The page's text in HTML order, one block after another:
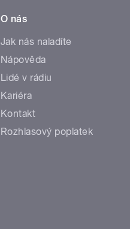
O nás
Jak nás naladíte
Nápověda
Lidé v rádiu
Kariéra
Kontakt
Rozhlasový poplatek